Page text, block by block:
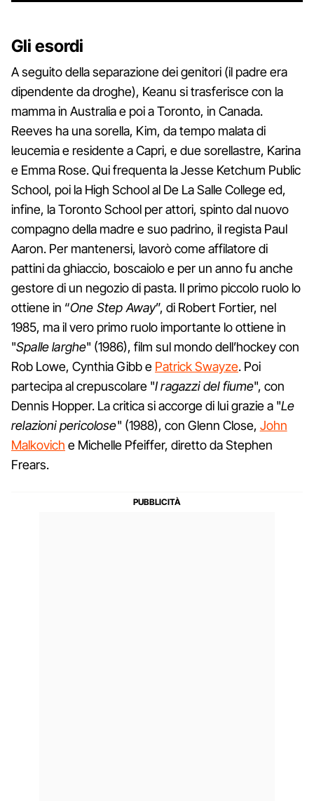
Gli esordi
A seguito della separazione dei genitori (il padre era
dipendente da droghe), Keanu si trasferisce con la
mamma in Australia e poi a Toronto, in Canada.
Reeves ha una sorella, Kim, da tempo malata di
leucemia e residente a Capri, e due sorellastre, Karina
e Emma Rose. Qui frequenta la Jesse Ketchum Public
School, poi la High School al De La Salle College ed,
infine, la Toronto School per attori, spinto dal nuovo
compagno della madre e suo padrino, il regista Paul
Aaron. Per mantenersi, lavorò come affilatore di
pattini da ghiaccio, boscaiolo e per un anno fu anche
gestore di un negozio di pasta. Il primo piccolo ruolo lo
ottiene in “One Step Away”, di Robert Fortier, nel
1985, ma il vero primo ruolo importante lo ottiene in
"Spalle larghe" (1986), film sul mondo dell’hockey con
Rob Lowe, Cynthia Gibb e Patrick Swayze. Poi
partecipa al crepuscolare "I ragazzi del fiume", con
Dennis Hopper. La critica si accorge di lui grazie a "Le
relazioni pericolose" (1988), con Glenn Close, John
Malkovich e Michelle Pfeiffer, diretto da Stephen
Frears.